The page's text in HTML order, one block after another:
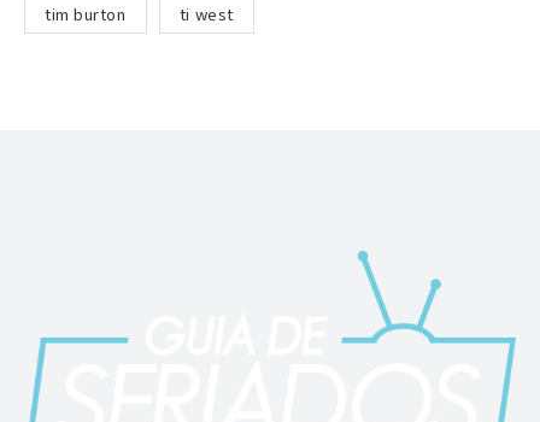
tim burton ti west